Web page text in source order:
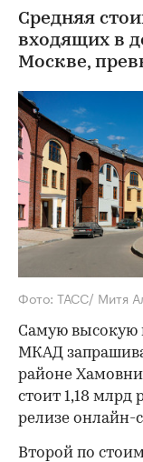
Средняя
входящих в
Москве,
Фото: ТАСС/ Митя
Самую высокую
МКАД
районе
стоит 1,18 млрд
релизе онлайн-
Второй по